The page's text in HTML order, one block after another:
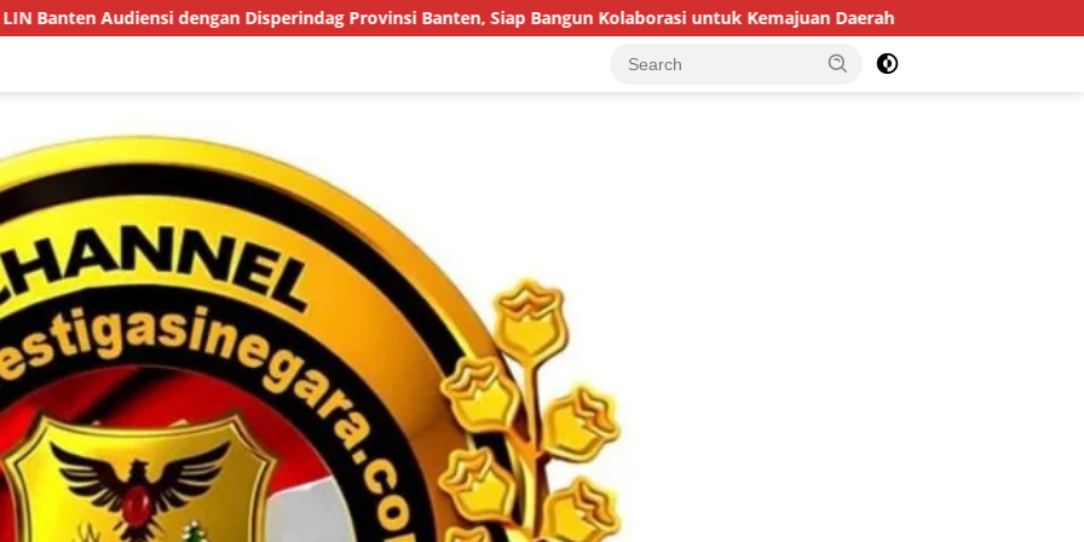
Provinsi Banten, Siap Bangun Kolaborasi untuk Kemajuan Daerah Usai Ungkap Kasus Penyelundupan,